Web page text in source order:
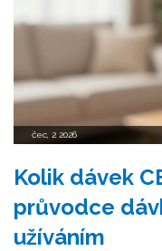
čec, 2 2026
Kolik dávek
průvodce
užíváním